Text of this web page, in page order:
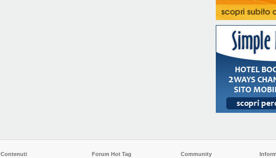
Contenuti
Forum Hot Tag
Community